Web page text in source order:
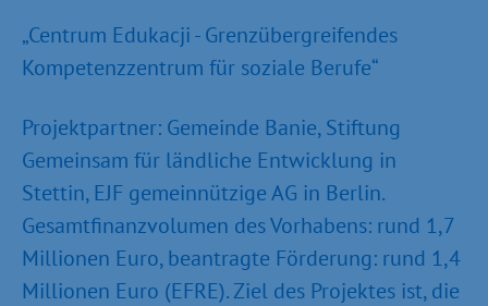
„Centrum Edukacji - Grenzübergreifendes
Kompetenzzentrum für soziale Berufe“
Projektpartner: Gemeinde Banie, Stiftung
Gemeinsam für ländliche Entwicklung in
Stettin, EJF gemeinnützige AG in Berlin.
Gesamtfinanzvolumen des Vorhabens: rund 1,7
Millionen Euro, beantragte Förderung: rund 1,4
Millionen Euro (EFRE). Ziel des Projektes ist, die